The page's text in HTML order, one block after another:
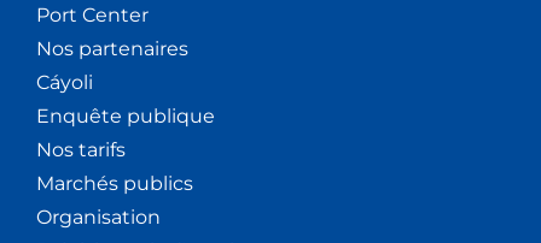
Port Center
Nos partenaires
Cáyoli
Enquête publique
Nos tarifs
Marchés publics
Organisation